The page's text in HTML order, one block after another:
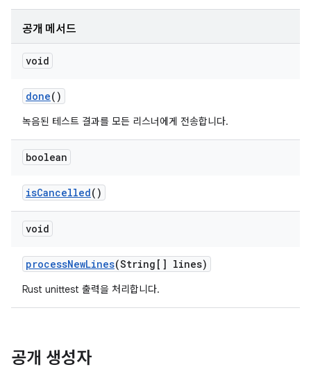
공개 메서드
void
done()
녹음된 테스트 결과를 모든 리스너에게 전송합니다.
boolean
isCancelled()
void
processNewLines(String[] lines)
Rust unittest 출력을 처리합니다.
공개 생성자